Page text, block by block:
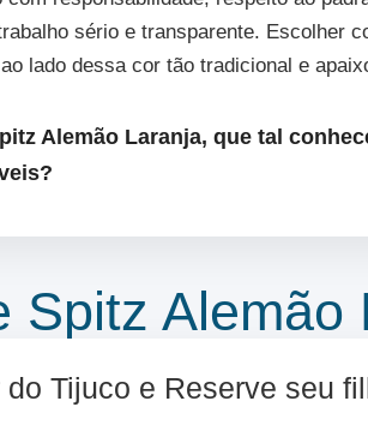
sério e transparente. Escolher
lado dessa cor tão tradicional e
Alemão Laranja, que tal
Spitz Alemão
Tijuco e Reserve seu